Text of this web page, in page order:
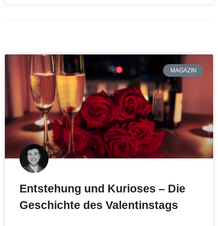
MAGAZIN
Entstehung und Kurioses – Die
Geschichte des Valentinstags